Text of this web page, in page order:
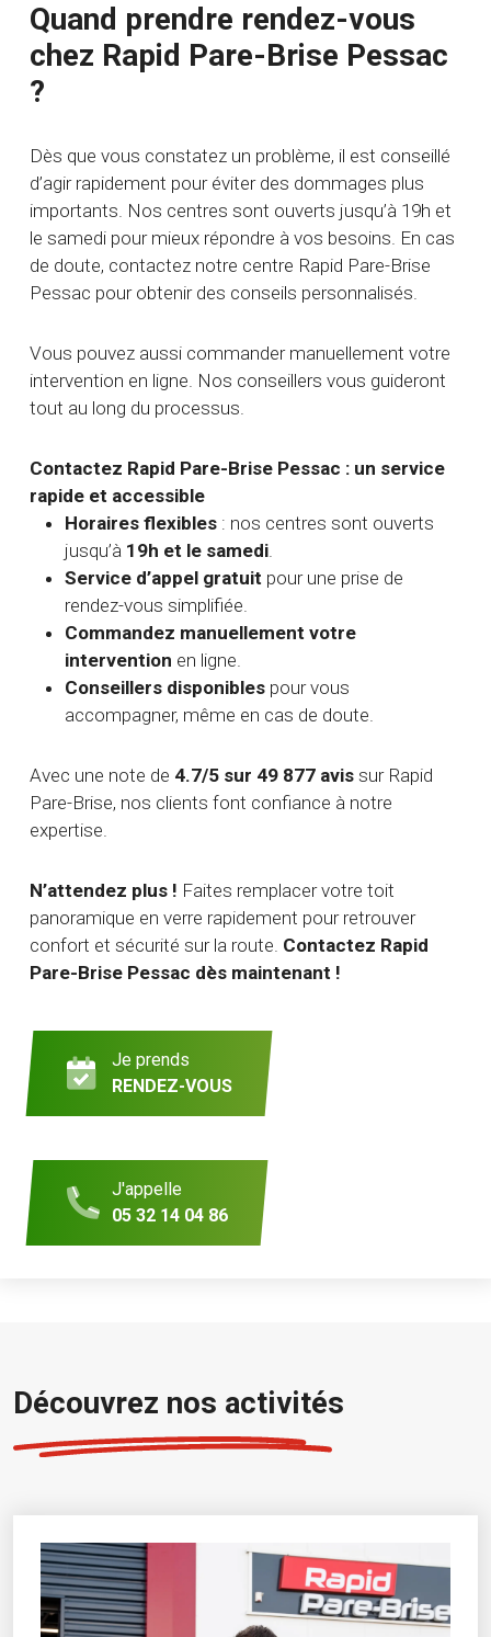
Quand prendre rendez-vous
chez Rapid Pare-Brise Pessac
?
Dès que vous constatez un problème, il est conseillé
d’agir rapidement pour éviter des dommages plus
importants. Nos centres sont ouverts jusqu’à 19h et
le samedi pour mieux répondre à vos besoins. En cas
de doute, contactez notre centre Rapid Pare-Brise
Pessac pour obtenir des conseils personnalisés.
Vous pouvez aussi commander manuellement votre
intervention en ligne. Nos conseillers vous guideront
tout au long du processus.
Contactez Rapid Pare-Brise Pessac : un service
rapide et accessible
Horaires flexibles : nos centres sont ouverts
jusqu’à 19h et le samedi.
Service d’appel gratuit pour une prise de
rendez-vous simplifiée.
Commandez manuellement votre
intervention en ligne.
Conseillers disponibles pour vous
accompagner, même en cas de doute.
Avec une note de 4.7/5 sur 49 877 avis sur Rapid
Pare-Brise, nos clients font confiance à notre
expertise.
N’attendez plus ! Faites remplacer votre toit
panoramique en verre rapidement pour retrouver
confort et sécurité sur la route. Contactez Rapid
Pare-Brise Pessac dès maintenant !
Je prends
RENDEZ-VOUS
J'appelle
05 32 14 04 86
Découvrez nos activités